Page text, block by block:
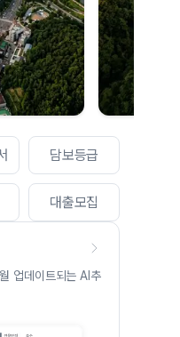
담보등급
대출모집
업데이트되는 AI추